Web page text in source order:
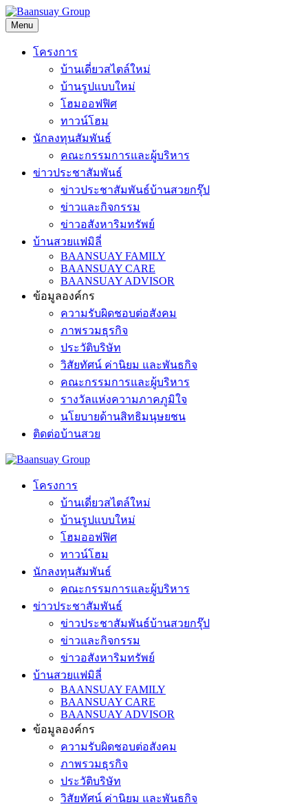
Skip
to
content
Menu
โครงการ
บ้านเดี่ยวสไตล์ใหม่
บ้านรูปแบบใหม่
โฮมออฟฟิศ
ทาวน์โฮม
นักลงทุนสัมพันธ์
คณะกรรมการและผู้บริหาร
ข่าวประชาสัมพันธ์
ข่าวประชาสัมพันธ์บ้านสวยกรุ๊ป
ข่าวและกิจกรรม
ข่าวอสังหาริมทรัพย์
บ้านสวยแฟมิลี่
BAANSUAY FAMILY
BAANSUAY CARE
BAANSUAY ADVISOR
ข้อมูลองค์กร
ความรับผิดชอบต่อสังคม
ภาพรวมธุรกิจ
ประวัติบริษัท
วิสัยทัศน์ ค่านิยม และพันธกิจ
คณะกรรมการและผู้บริหาร
รางวัลแห่งความภาคภูมิใจ
นโยบายด้านสิทธิมนุษยชน
ติดต่อบ้านสวย
โครงการ
บ้านเดี่ยวสไตล์ใหม่
บ้านรูปแบบใหม่
โฮมออฟฟิศ
ทาวน์โฮม
นักลงทุนสัมพันธ์
คณะกรรมการและผู้บริหาร
ข่าวประชาสัมพันธ์
ข่าวประชาสัมพันธ์บ้านสวยกรุ๊ป
ข่าวและกิจกรรม
ข่าวอสังหาริมทรัพย์
บ้านสวยแฟมิลี่
BAANSUAY FAMILY
BAANSUAY CARE
BAANSUAY ADVISOR
ข้อมูลองค์กร
ความรับผิดชอบต่อสังคม
ภาพรวมธุรกิจ
ประวัติบริษัท
วิสัยทัศน์ ค่านิยม และพันธกิจ